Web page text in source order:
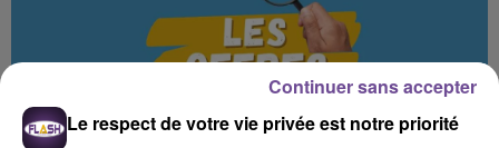
Le respect de votre vie privée est notre priorité
Continuer sans accepter